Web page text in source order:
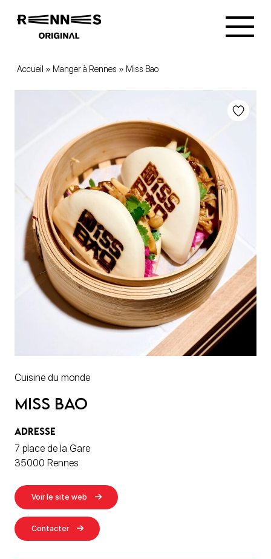
Accueil » Manger à Rennes » Miss Bao
Cuisine du monde
Miss Bao
ADRESSE
7 place de la Gare
35000 Rennes
Voir le site web
Contacter